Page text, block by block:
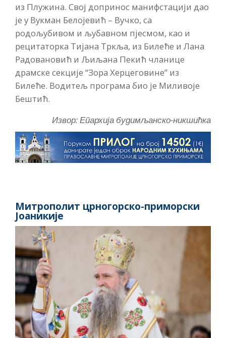
из Плужина. Свој допринос манифстацији дао
је у Вукман Белојевић – Вучко, са
родољубивом и љубавном пјесмом, као и
рецитаторка Тијана Тркља, из Билеће и Лана
Радовановић и Љиљана Пекић чланице
драмске секције “Зора Херцеговине” из
Билеће. Водитељ програма био је Миливоје
Бештић.
Извор: Епархија будимљанско-никшићка
Митрополит црногорско-приморски
Јоаникије